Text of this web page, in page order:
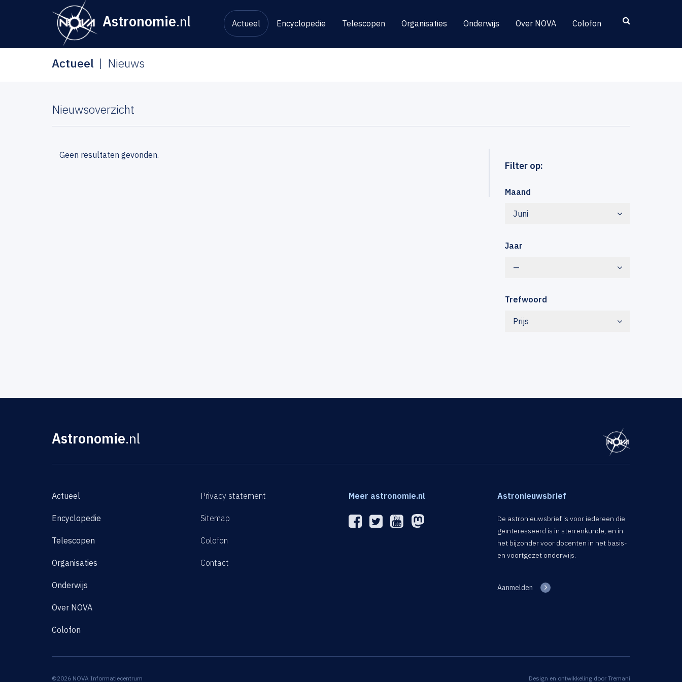
Astronomie.nl Actueel Encyclopedie Telescopen Organisaties Onderwijs Over NOVA Colofon
Actueel Nieuws
Nieuwsoverzicht
Filter op:
Maand
Juni
Jaar
—
Trefwoord
Prijs
Geen resultaten gevonden.
Astronomie.nl
Actueel
Encyclopedie
Telescopen
Organisaties
Onderwijs
Over NOVA
Colofon
Privacy statement
Sitemap
Colofon
Contact
Meer astronomie.nl Astronieuwsbrief
De astronieuwsbrief is voor iedereen die
geïnteresseerd is in sterrenkunde, en in
het bijzonder voor docenten in het basis-
en voortgezet onderwijs.
Aanmelden
©2026 NOVA Informatiecentrum Design en ontwikkeling door Tremani